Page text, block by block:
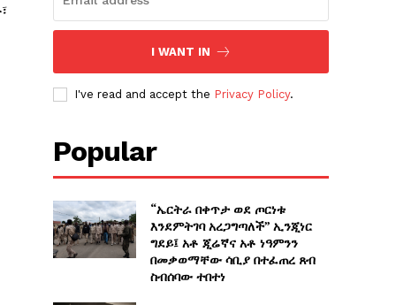
I WANT IN
I've read and accept the Privacy Policy.
Popular
“ኤርትራ በቀጥታ ወደ ጦርነቱ
እንደምትገባ አረጋግጣለች” ኢንጂነር
ግደይ፤ አቶ ጂሬኛና አቶ ነዓምንን
በመቃወማቸው ሳቢያ በተፈጠረ ጸብ
ስብሰባው ተበተነ